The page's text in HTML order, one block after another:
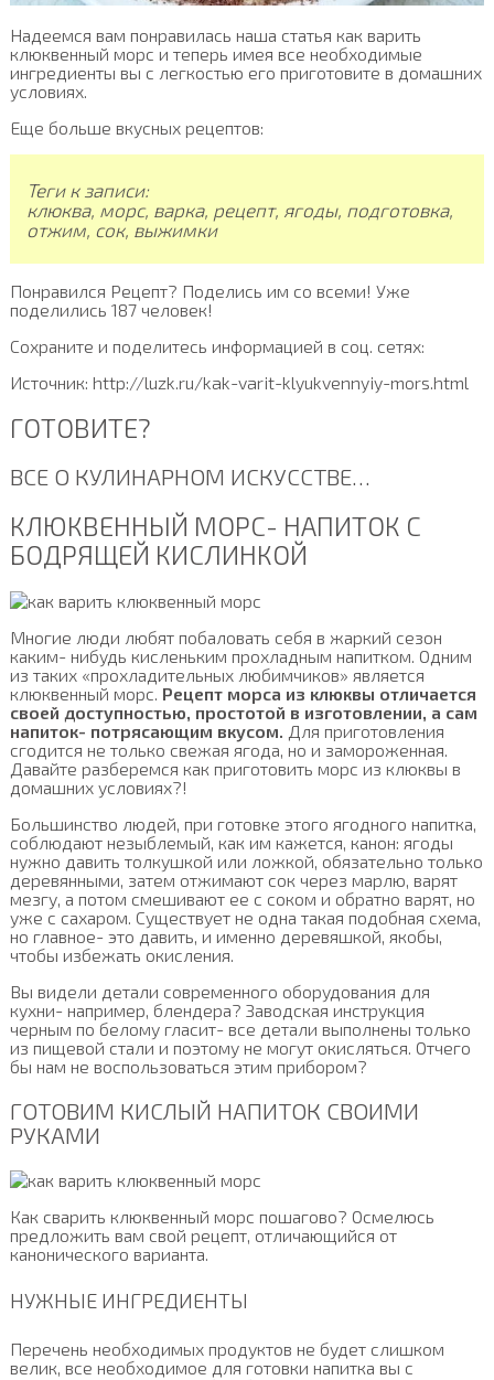
Надеемся вам понравилась наша статья как варить
клюквенный морс и теперь имея все необходимые
ингредиенты вы с легкостью его приготовите в домашних
условиях.
Еще больше вкусных рецептов:
Теги к записи:
клюква, морс, варка, рецепт, ягоды, подготовка,
отжим, сок, выжимки
Понравился Рецепт? Поделись им со всеми! Уже
поделились 187 человек!
Сохраните и поделитесь информацией в соц. сетях:
Источник: http://luzk.ru/kak-varit-klyukvennyiy-mors.html
ГОТОВИТЕ?
ВСЕ О КУЛИНАРНОМ ИСКУССТВЕ…
КЛЮКВЕННЫЙ МОРС- НАПИТОК С
БОДРЯЩЕЙ КИСЛИНКОЙ
Многие люди любят побаловать себя в жаркий сезон
каким- нибудь кисленьким прохладным напитком. Одним
из таких «прохладительных любимчиков» является
клюквенный морс. Рецепт морса из клюквы отличается
своей доступностью, простотой в изготовлении, а сам
напиток- потрясающим вкусом. Для приготовления
сгодится не только свежая ягода, но и замороженная.
Давайте разберемся как приготовить морс из клюквы в
домашних условиях?!
Большинство людей, при готовке этого ягодного напитка,
соблюдают незыблемый, как им кажется, канон: ягоды
нужно давить толкушкой или ложкой, обязательно только
деревянными, затем отжимают сок через марлю, варят
мезгу, а потом смешивают ее с соком и обратно варят, но
уже с сахаром. Существует не одна такая подобная схема,
но главное- это давить, и именно деревяшкой, якобы,
чтобы избежать окисления.
Вы видели детали современного оборудования для
кухни- например, блендера? Заводская инструкция
черным по белому гласит- все детали выполнены только
из пищевой стали и поэтому не могут окисляться. Отчего
бы нам не воспользоваться этим прибором?
ГОТОВИМ КИСЛЫЙ НАПИТОК СВОИМИ
РУКАМИ
Как сварить клюквенный морс пошагово? Осмелюсь
предложить вам свой рецепт, отличающийся от
канонического варианта.
НУЖНЫЕ ИНГРЕДИЕНТЫ
Перечень необходимых продуктов не будет слишком
велик, все необходимое для готовки напитка вы с